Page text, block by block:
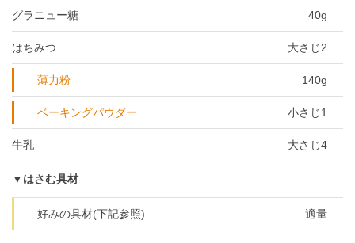
グラニュー糖 40g
はちみつ 大さじ2
薄力粉 140g
ベーキングパウダー 小さじ1
牛乳 大さじ4
▼はさむ具材
好みの具材(下記参照) 適量